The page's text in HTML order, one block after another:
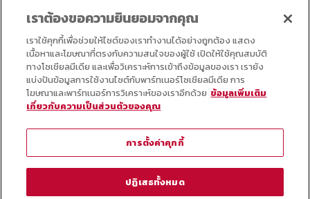
สำนักงานธรรมศาสตร์สัมพันธ์
ศิษย์เก่าดีเด่น
กองทุนวิศวกรแห่งธรรม เพื่อพัฒนาการศึกษา
อาจารย์และบุคลากร
วารสารคณะวิศวกรรมศาสตร์
เราต้องขอความยินยอมจากคุณ
เราใช้คุกกี้เพื่อช่วยให้ไซต์ของเราทำงานได้อย่างถูกต้อง แสดง
เนื้อหาและโฆษณาที่ตรงกับความสนใจของผู้ใช้ เปิดให้ใช้คุณสมบัติ
ทางโซเชียลมีเดีย และเพื่อวิเคราะห์การเข้าถึงข้อมูลของเรา เรายัง
แบ่งปันข้อมูลการใช้งานไซต์กับพาร์ทเนอร์โซเชียลมีเดีย การ
โฆษณาและพาร์ทเนอร์การวิเคราะห์ของเราอีกด้วย ข้อมูลเพิ่มเติม
เกี่ยวกับความเป็นส่วนตัวของคุณ
การตั้งค่าคุกกี้
ปฏิเสธทั้งหมด